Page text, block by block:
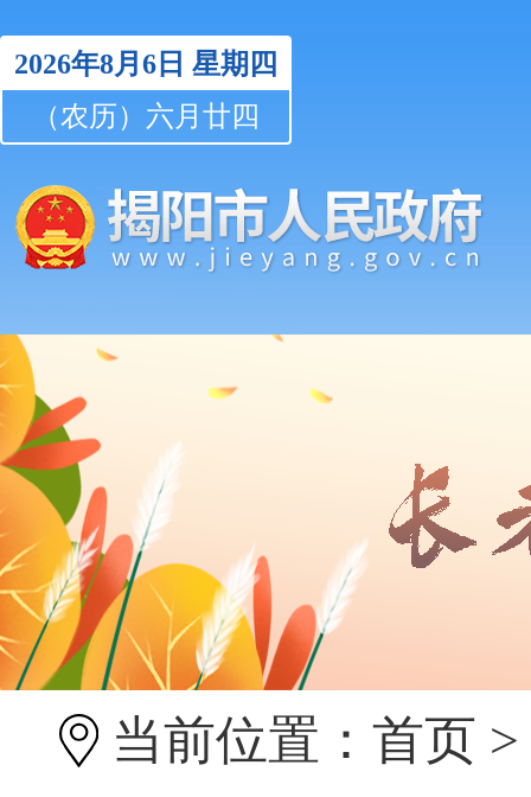
2026年8月6日 星期四
（农历）六月廿四
当前位置： 首页 >